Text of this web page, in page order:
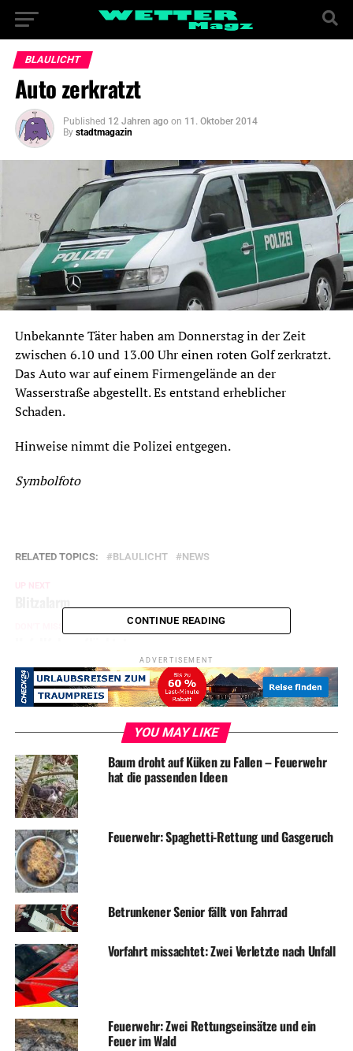
BLAULICHT
Auto zerkratzt
Published 12 Jahren ago on 11. Oktober 2014
By stadtmagazin
Unbekannte Täter haben am Donnerstag in der Zeit
zwischen 6.10 und 13.00 Uhr einen roten Golf zerkratzt.
Das Auto war auf einem Firmengelände an der
Wasserstraße abgestellt. Es entstand erheblicher
Schaden.
Hinweise nimmt die Polizei entgegen.
Symbolfoto
RELATED TOPICS: BLAULICHT NEWS
UP NEXT
CONTINUE READING
ADVERTISEMENT
YOU MAY LIKE
Baum droht auf Küken zu Fallen – Feuerwehr
hat die passenden Ideen
Feuerwehr: Spaghetti-Rettung und Gasgeruch
Betrunkener Senior fällt von Fahrrad
Vorfahrt missachtet: Zwei Verletzte nach Unfall
Feuerwehr: Zwei Rettungseinsätze und ein
Feuer im Wald